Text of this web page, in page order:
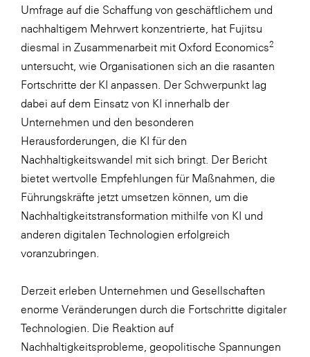
MTH Retail Group
OMV
OptimaMed
PAGRO
PHH Rechtsanwält:innen
Primark
Salesforce
sebamed
SeneCura
SERVICE&MORE
Somfy
Sony DADC
SPIEGLTEC
Umfrage auf die Schaffung von geschäftlichem und
nachhaltigem Mehrwert konzentrierte, hat Fujitsu
diesmal in Zusammenarbeit mit Oxford Economics2
untersucht, wie Organisationen sich an die rasanten
Fortschritte der KI anpassen. Der Schwerpunkt lag
dabei auf dem Einsatz von KI innerhalb der
Unternehmen und den besonderen
Herausforderungen, die KI für den
Nachhaltigkeitswandel mit sich bringt. Der Bericht
bietet wertvolle Empfehlungen für Maßnahmen, die
Führungskräfte jetzt umsetzen können, um die
Nachhaltigkeitstransformation mithilfe von KI und
anderen digitalen Technologien erfolgreich
voranzubringen.
Derzeit erleben Unternehmen und Gesellschaften
enorme Veränderungen durch die Fortschritte digitaler
Technologien. Die Reaktion auf
Nachhaltigkeitsprobleme, geopolitische Spannungen